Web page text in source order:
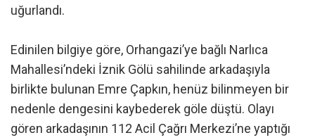
uğurlandı.
Edinilen bilgiye göre, Orhangazi’ye bağlı Narlıca
Mahallesi’ndeki İznik Gölü sahilinde arkadaşıyla
birlikte bulunan Emre Çapkın, henüz bilinmeyen bir
nedenle dengesini kaybederek göle düştü. Olayı
gören arkadaşının 112 Acil Çağrı Merkezi’ne yaptığı